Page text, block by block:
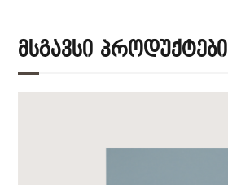
Მსგავსი Პროდუქტები